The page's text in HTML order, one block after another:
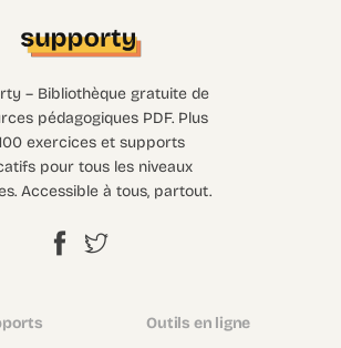
– Bibliothèque gratuite de
pédagogiques PDF. Plus
exercices et supports
pour tous les niveaux
Accessible à tous, partout.
Outils en ligne